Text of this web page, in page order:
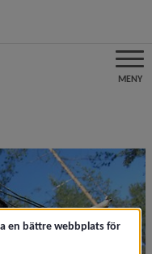
MENY
i brödsmulenavigeringen
en bättre webbplats för